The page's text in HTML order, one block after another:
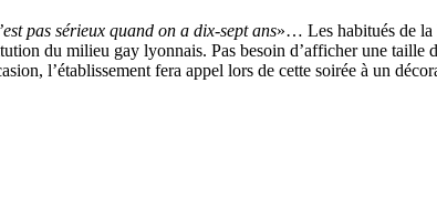
pas sérieux quand on a dix-sept ans»… Les habitués de la
du milieu gay lyonnais. Pas besoin d’afficher une
l’établissement fera appel lors de cette soirée à un